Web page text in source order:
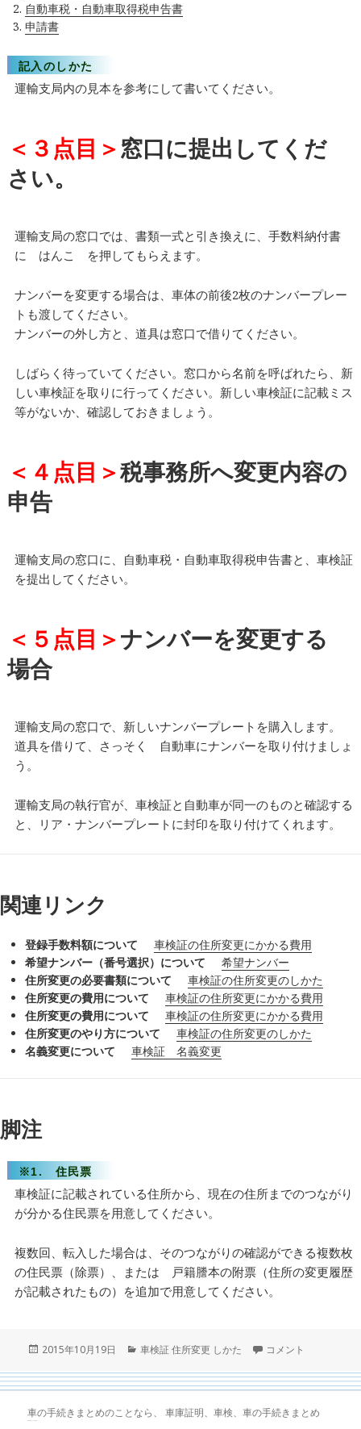
自動車税・自動車取得税申告書
申請書
記入のしかた
運輸支局内の見本を参考にして書いてください。
＜３点目＞ 窓口に提出してくだ
さい。
運輸支局の窓口では、書類一式と引き換えに、手数料納付書
に はんこ を押してもらえます。
ナンバーを変更する場合は、車体の前後2枚のナンバープレー
トも渡してください。
ナンバーの外し方と、道具は窓口で借りてください。
しばらく待っていてください。窓口から名前を呼ばれたら、新
しい車検証を取りに行ってください。新しい車検証に記載ミス
等がないか、確認しておきましょう。
＜４点目＞税事務所へ変更内容の
申告
運輸支局の窓口に、自動車税・自動車取得税申告書と、車検証
を提出してください。
＜５点目＞ ナンバーを変更する
場合
運輸支局の窓口で、新しいナンバープレートを購入します。
道具を借りて、さっそく 自動車にナンバーを取り付けましょ
う。
運輸支局の執行官が、車検証と自動車が同一のものと確認する
と、リア・ナンバープレートに封印を取り付けてくれます。
関連リンク
登録手数料額について
車検証の住所変更にかかる費用
希望ナンバー（番号選択）について
希望ナンバー
住所変更の必要書類について
車検証の住所変更のしかた
住所変更の費用について
車検証の住所変更にかかる費用
住所変更の費用について
車検証の住所変更にかかる費用
住所変更のやり方について
車検証の住所変更のしかた
名義変更について
車検証 名義変更
脚注
※1. 住民票
車検証に記載されている住所から、現在の住所までのつながり
が分かる住民票を用意してください。
複数回、転入した場合は、そのつながりの確認ができる複数枚
の住民票（除票）、または 戸籍謄本の附票（住所の変更履歴
が記載されたもの）を追加で用意してください。
投
日:
2015年10月19日
カ
ゴ
リ
ー
車検証 住所変更 しかた 車検証の住所変更の
コメント
車の手続きまとめのことなら、 車庫証明、車検、車の手続きまとめ